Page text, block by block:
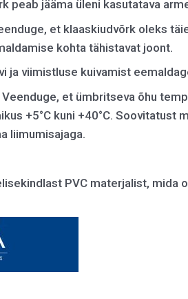
peab jääma üleni kasutatava
et klaaskiudvõrk oleks
kohta tähistavat joont.
ja viimistluse kuivamist
Veenduge, et ümbritseva õhu
+5°C kuni +40°C.
liimumisajaga.
PVC materjalist, mida